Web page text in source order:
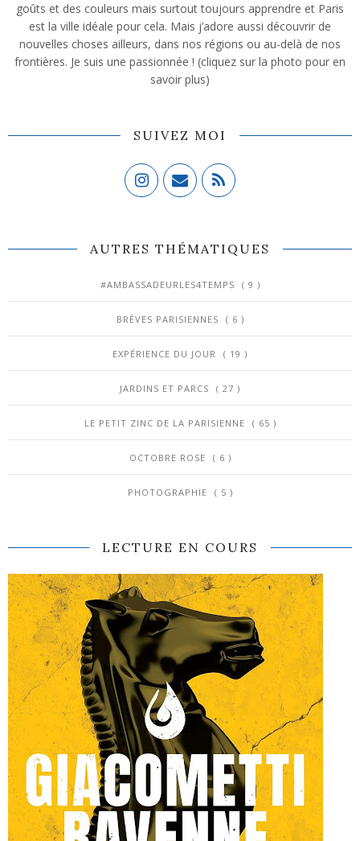
goûts et des couleurs mais surtout toujours apprendre et Paris
est la ville idéale pour cela. Mais j’adore aussi découvrir de
nouvelles choses ailleurs, dans nos régions ou au-delà de nos
frontières. Je suis une passionnée ! (cliquez sur la photo pour en
savoir plus)
SUIVEZ MOI
AUTRES THÉMATIQUES
#AMBASSADEURLES4TEMPS ( 9 )
BRÈVES PARISIENNES ( 6 )
EXPÉRIENCE DU JOUR ( 19 )
JARDINS ET PARCS ( 27 )
LE PETIT ZINC DE LA PARISIENNE ( 65 )
OCTOBRE ROSE ( 6 )
PHOTOGRAPHIE ( 5 )
LECTURE EN COURS